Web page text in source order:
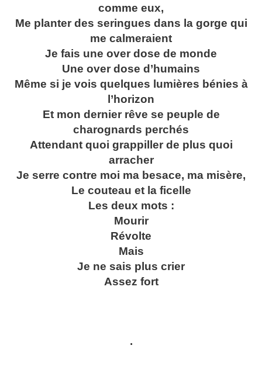
comme eux,
Me planter des seringues dans la gorge qui
me calmeraient
Je fais une over dose de monde
Une over dose d’humains
Même si je vois quelques lumières bénies à
l’horizon
Et mon dernier rêve se peuple de
charognards perchés
Attendant quoi grappiller de plus quoi
arracher
Je serre contre moi ma besace, ma misère,
Le couteau et la ficelle
Les deux mots :
Mourir
Révolte
Mais
Je ne sais plus crier
Assez fort
.